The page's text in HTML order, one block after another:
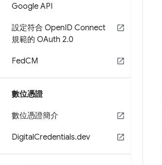
Google API
設定符合 OpenID Connect
規範的 OAuth 2.0
FedCM
數位憑證
數位憑證簡介
DigitalCredentials.dev